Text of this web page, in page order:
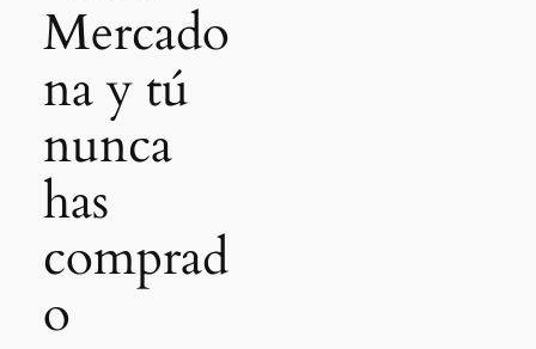
Mercado
na y tú
nunca
has
comprad
o